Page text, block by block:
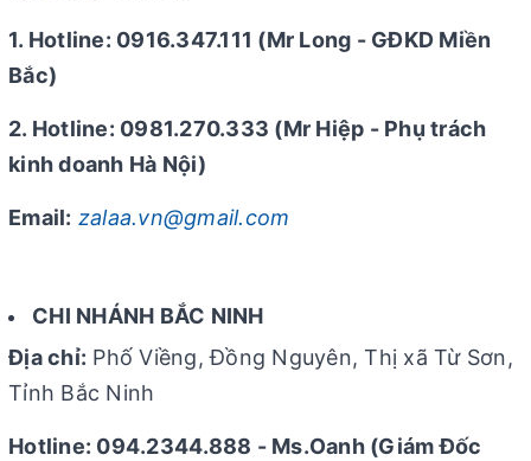
1. Hotline: 0916.347.111 (Mr Long - GĐKD Miền
Bắc)
2. Hotline: 0981.270.333 (Mr Hiệp - Phụ trách
kinh doanh Hà Nội)
Email: zalaa.vn@gmail.com
CHI NHÁNH BẮC NINH
Địa chỉ: Phố Viềng, Đồng Nguyên, Thị xã Từ Sơn,
Tỉnh Bắc Ninh
Hotline: 094.2344.888 - Ms.Oanh (Giám Đốc